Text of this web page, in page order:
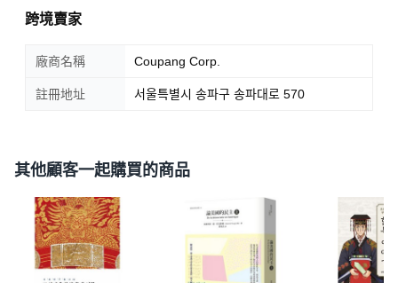
跨境賣家
廠商名稱 Coupang Corp.
註冊地址 서울특별시 송파구 송파대로 570
其他顧客一起購買的商品